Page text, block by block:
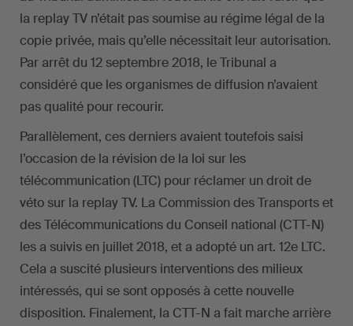
la replay TV n’était pas soumise au régime légal de la
copie privée, mais qu’elle nécessitait leur autorisation.
Par arrêt du 12 septembre 2018, le Tribunal a
considéré que les organismes de diffusion n’avaient
pas qualité pour recourir.
Parallèlement, ces derniers avaient toutefois saisi
l’occasion de la révision de la loi sur les
télécommunication (LTC) pour réclamer un droit de
véto sur la replay TV. La Commission des Transports et
des Télécommunications du Conseil national (CTT-N)
les a suivis en juillet 2018, et a adopté un art. 12e LTC.
Cela a suscité plusieurs interventions des milieux
intéressés, qui se sont opposés à cette nouvelle
disposition. Finalement, la CTT-N a fait marche arrière